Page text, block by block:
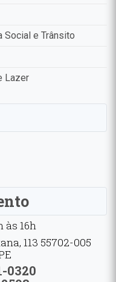
Social e Trânsito
Lazer
às 16h
113 55702-005
0320